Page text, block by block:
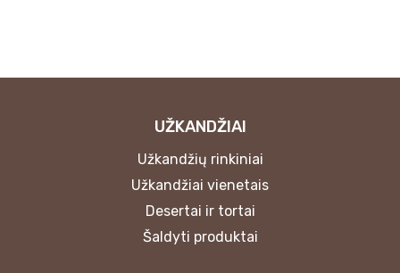
UŽKANDŽIAI
Užkandžių rinkiniai
Užkandžiai vienetais
Desertai ir tortai
Šaldyti produktai